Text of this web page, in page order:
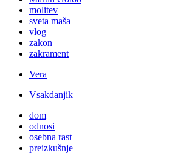
molitev
sveta maša
vlog
zakon
zakrament
Vera
Vsakdanjik
dom
odnosi
osebna rast
preizkušnje